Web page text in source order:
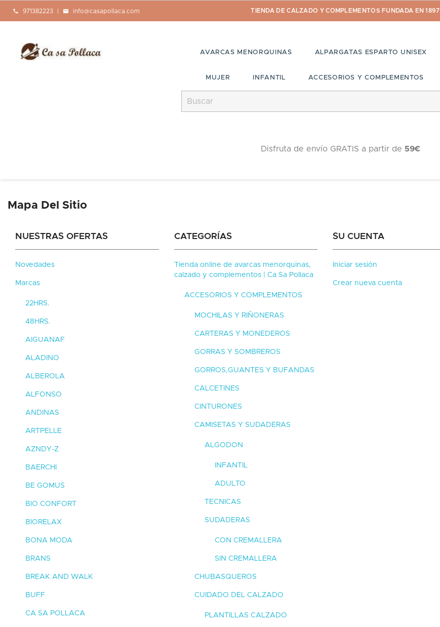
call 971382223 mail info@casapollaca.com TIENDA DE CALZADO Y COMPLEMENTOS FUNDADA EN 1897
AVARCAS MENORQUINAS ALPARGATAS ESPARTO UNISEX
MUJER INFANTIL ACCESORIOS Y COMPLEMENTOS
Disfruta de envío GRATIS a partir de 59€
Mapa Del Sitio
NUESTRAS OFERTAS
Novedades
Marcas
22HRS.
48HRS.
AIGUANAF
ALADINO
ALBEROLA
ALFONSO
ANDINAS
ARTPELLE
AZNDY-Z
BAERCHI
BE GOMUS
BIO CONFORT
BIORELAX
BONA MODA
BRANS
BREAK AND WALK
BUFF
CA SA POLLACA
CATEGORÍAS
Tienda online de avarcas menorquinas,
calzado y complementos | Ca Sa Pollaca
ACCESORIOS Y COMPLEMENTOS
MOCHILAS Y RIÑONERAS
CARTERAS Y MONEDEROS
GORRAS Y SOMBREROS
GORROS,GUANTES Y BUFANDAS
CALCETINES
CINTURONES
CAMISETAS Y SUDADERAS
ALGODON
INFANTIL
ADULTO
TECNICAS
SUDADERAS
CON CREMALLERA
SIN CREMALLERA
CHUBASQUEROS
CUIDADO DEL CALZADO
PLANTILLAS CALZADO
SU CUENTA
Iniciar sesión
Crear nueva cuenta